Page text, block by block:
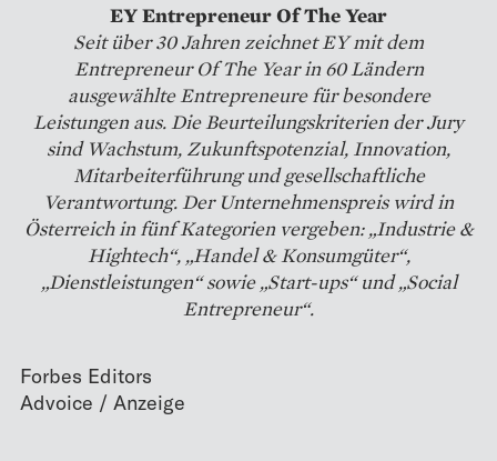
EY Entrepreneur Of The Year
Seit über 30 Jahren zeichnet EY mit dem
Entrepreneur Of The Year in 60 Ländern
ausgewählte Entrepreneure für besondere
Leistungen aus. Die Beurteilungskriterien der Jury
sind Wachstum, Zukunftspotenzial, Innovation,
Mitarbeiterführung und gesellschaftliche
Verantwortung. Der Unternehmenspreis wird in
Österreich in fünf Kategorien vergeben: „Indus­trie &
Hightech“, „Handel & Konsumgüter“,
„Dienstleistungen“ sowie „Start-ups“ und „Social
Entrepreneur“.
Forbes Editors